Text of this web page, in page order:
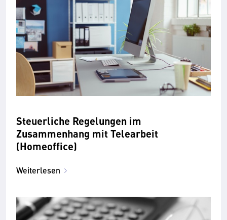
Steuerliche Regelungen im
Zusammenhang mit Telearbeit
(Homeoffice)
Weiterlesen